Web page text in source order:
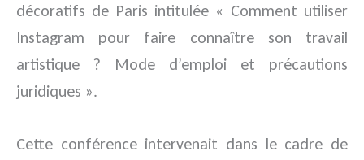
décoratifs de Paris intitulée « Comment utiliser
Instagram pour faire connaître son travail
artistique ? Mode d’emploi et précautions
juridiques ».
Cette conférence intervenait dans le cadre de